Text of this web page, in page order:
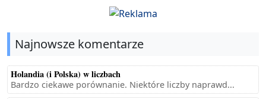
Najnowsze komentarze
Holandia (i Polska) w liczbach
Bardzo ciekawe porównanie. Niektóre liczby naprawd...